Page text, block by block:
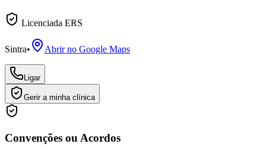
Licenciada ERS
Sintra• Abrir no Google Maps
Ligar
Gerir a minha clínica
Convenções ou Acordos